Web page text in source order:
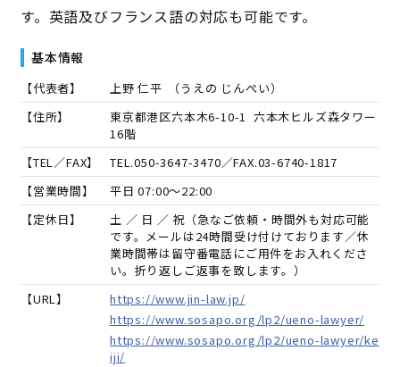
す。英語及びフランス語の対応も可能です。
基本情報
【代表者】 上野 仁平 （うえの じんぺい）
【住所】
東京都港区六本木6-10-1 六本木ヒルズ森タワー
16階
【TEL／FAX】
TEL.050-3647-3470／FAX.03-6740-1817
【営業時間】
平日 07:00～22:00
【定休日】
土 ／ 日 ／ 祝（急なご依頼・時間外も対応可能
です。メールは24時間受け付けております／休
業時間帯は留守番電話にご用件をお入れくださ
い。折り返しご返事を致します。）
【URL】
https://www.jin-law.jp/
https://www.sosapo.org/lp2/ueno-lawyer/
https://www.sosapo.org/lp2/ueno-lawyer/ke
iji/